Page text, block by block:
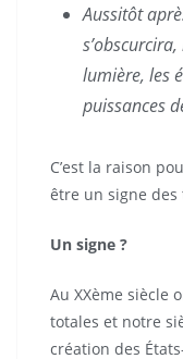
Aussitôt
lumière, les
puissances
C’est la raison
être un signe
Un signe ?
Au XXème siècle
totales et notre
création des